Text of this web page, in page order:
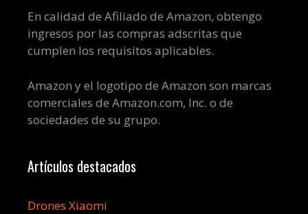
En calidad de Afiliado de Amazon, obtengo
ingresos por las compras adscritas que
cumplen los requisitos aplicables.
Amazon y el logotipo de Amazon son marcas
comerciales de Amazon.com, Inc. o de
sociedades de su grupo.
Artículos destacados
Drones Xiaomi